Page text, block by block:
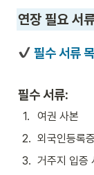
연장 필요 서
필수 서류
필수 서류:
1.
여권 사본
2. 외국인등록증
3. 거주지 입증